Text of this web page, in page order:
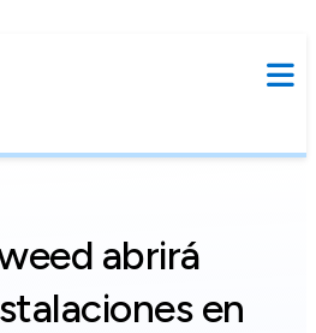
abrirá
en